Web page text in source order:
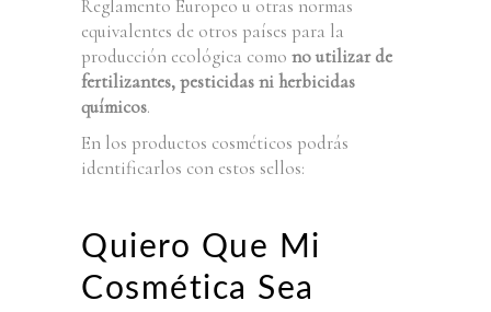
Reglamento Europeo u otras normas
equivalentes de otros países para la
producción ecológica como no utilizar de
fertilizantes, pesticidas ni herbicidas
químicos.
En los productos cosméticos podrás
identificarlos con estos sellos:
Quiero Que Mi
Cosmética Sea